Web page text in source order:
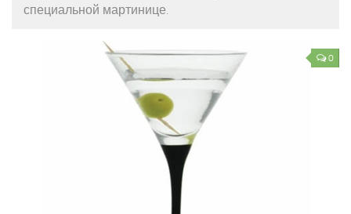
специальной мартинице.
0